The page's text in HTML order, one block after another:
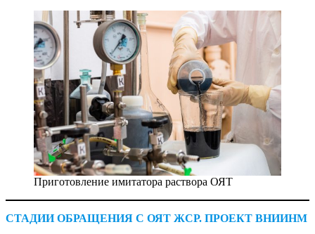
Приготовление имитатора раствора ОЯТ
СТАДИИ ОБРАЩЕНИЯ С ОЯТ ЖСР. ПРОЕКТ ВНИИНМ